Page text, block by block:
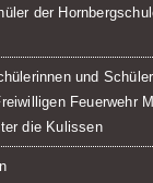
der
und
Feuerwehr
die Kulissen